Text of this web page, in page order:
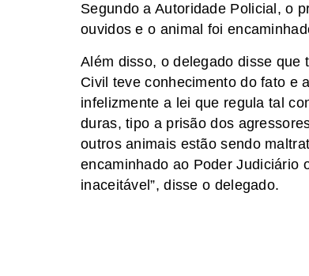
Segundo a Autoridade Policial, o
ouvidos e o animal foi
Além disso, o delegado disse
Civil teve conhecimento do fato e
infelizmente a lei que regula tal
duras, tipo a prisão dos
outros animais estão sendo
encaminhado ao Poder Judiciário
inaceitável”, disse o delegado.